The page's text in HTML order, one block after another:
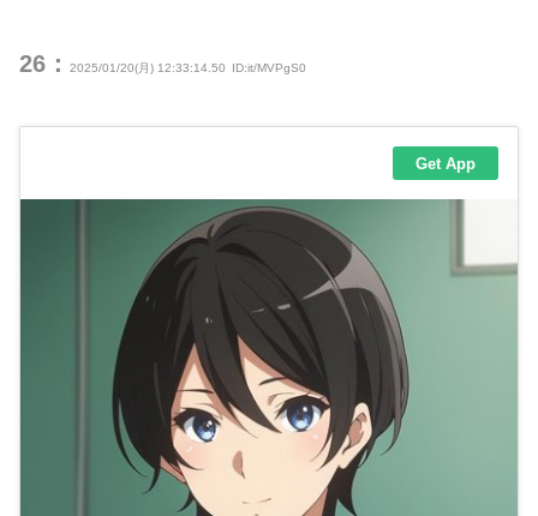
26： 2025/01/20(月) 12:33:14.50 ID:it/MVPgS0